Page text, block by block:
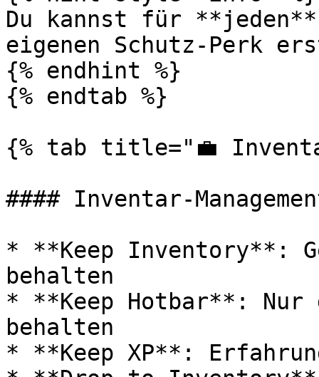
Du kannst für
eigenen Schutz-Perk
{% endhint %}
{% endtab %}
{% tab title="💼
#### Inventar-
* **Keep Inventory**:
behalten
* **Keep Hotbar**: Nur
behalten
* **Keep XP**: